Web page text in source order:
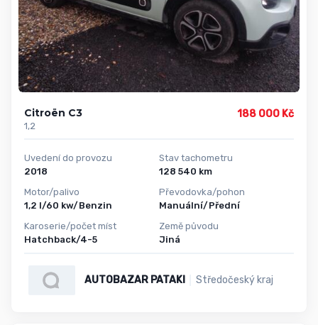
Citroën C3
1,2
188 000 Kč
Uvedení do provozu
2018
Motor/palivo
1,2 l/60 kw/Benzin
Karoserie/počet míst
Hatchback/4-5
Stav tachometru
128 540 km
Převodovka/pohon
Manuální/Přední
Země původu
Jiná
AUTOBAZAR PATAKI Středočeský kraj